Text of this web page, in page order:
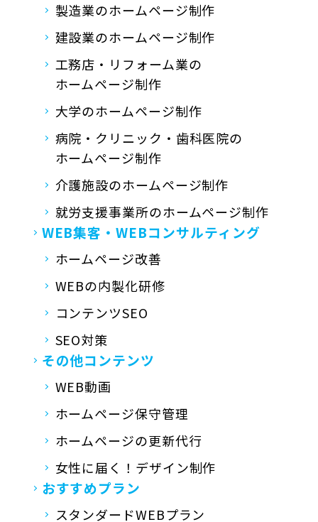
製造業のホームページ制作
建設業のホームページ制作
工務店・リフォーム業の
ホームページ制作
大学のホームページ制作
病院・クリニック・歯科医院の
ホームページ制作
介護施設のホームページ制作
就労支援事業所のホームページ制作
WEB集客・WEBコンサルティング
ホームページ改善
WEBの内製化研修
コンテンツSEO
SEO対策
その他コンテンツ
WEB動画
ホームページ保守管理
ホームページの更新代行
女性に届く！デザイン制作
おすすめプラン
スタンダードWEBプラン